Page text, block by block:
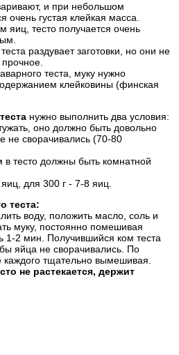
и при небольшом
очень густая клейкая масса.
яиц, тесто получается очень
раздувает заготовки, но они не
прочное.
теста, муку нужно
клейковины (финская
нужно выполнить два условия:
оно должно быть довольно
не сворачивались (70-80
тесто должны быть комнатной
для 300 г - 7-8 яиц.
теста:
воду, положить масло, соль и
муку, постоянно помешивая
1-2 мин. Получившийся ком теста
яйца не сворачивались. По
каждого тщательно вымешивая.
не растекается, держит